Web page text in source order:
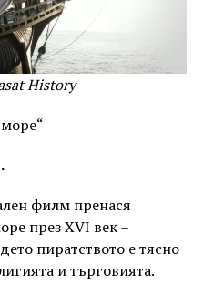
History
филм пренася
през XVI век –
пиратството е тясно
и търговията.